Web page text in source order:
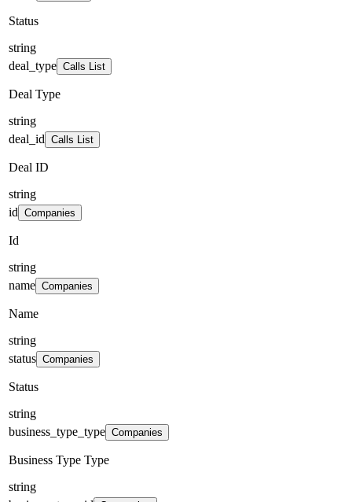
Status
string
deal_type Calls List
Deal Type
string
deal_id Calls List
Deal ID
string
id Companies
Id
string
name Companies
Name
string
status Companies
Status
string
business_type_type Companies
Business Type Type
string